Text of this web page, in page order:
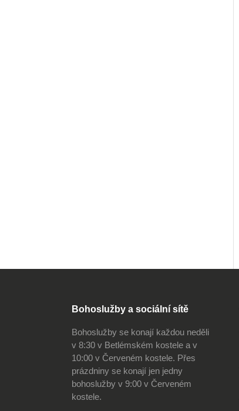
Bohoslužby a sociální sítě
Bohoslužby se konají každou neděli
v 8:30 v Betlémském kostele a v
10:00 v Červeném kostele. Přes
prázdniny se konají jen jedny
bohoslužby v 9:00 v Červeném
kostele.